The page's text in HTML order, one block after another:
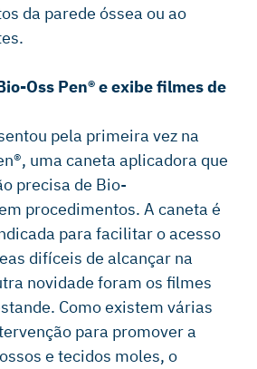
da parede óssea ou ao
Oss Pen® e exibe filmes de
pela primeira vez na
uma caneta aplicadora que
precisa de Bio-
procedimentos. A caneta é
para facilitar o acesso
difíceis de alcançar na
novidade foram os filmes
Como existem várias
para promover a
e tecidos moles, o